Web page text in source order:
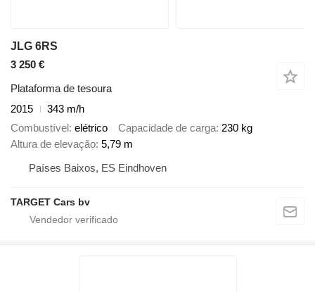
JLG 6RS
3 250 €
Plataforma de tesoura
2015
343 m/h
Combustível elétrico Capacidade de carga 230 kg
Altura de elevação 5,79 m
Países Baixos, ES Eindhoven
TARGET Cars bv